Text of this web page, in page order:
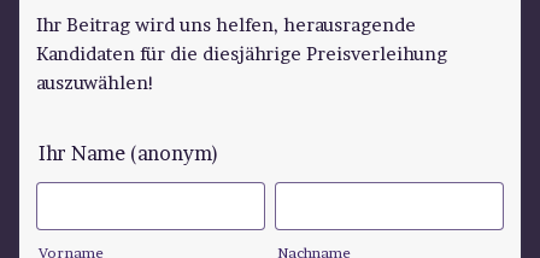
Ihr Beitrag wird uns helfen, herausragende
Kandidaten für die diesjährige Preisverleihung
auszuwählen!
Ihr Name (anonym)
Vorname Nachname